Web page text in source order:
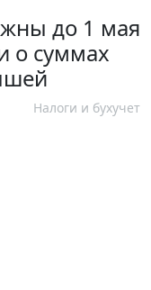
до 1 мая
о суммах
Налоги и бухучет